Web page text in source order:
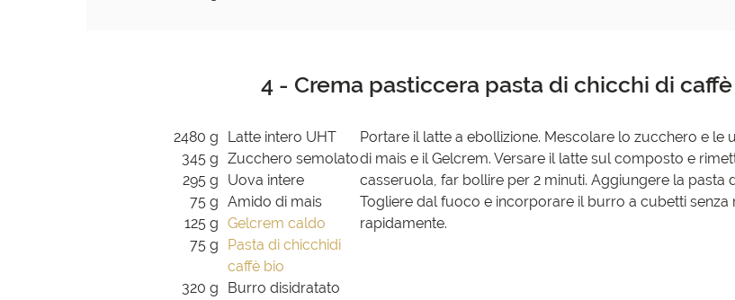
4 - Crema pasticcera pasta di chicchi di caffè
2480 g
Latte intero UHT
345 g Zucchero semolato
295 g
Uova intere
75 g Amido di mais
125 g Gelcrem caldo
75 g
Pasta di chicchidi
caffè bio
320 g
Burro disidratato
Portare il latte a ebollizione. Mescolare lo zucchero e le
di mais e il Gelcrem. Versare il latte sul composto e
casseruola, far bollire per 2 minuti. Aggiungere la pasta
Togliere dal fuoco e incorporare il burro a cubetti senza
rapidamente.